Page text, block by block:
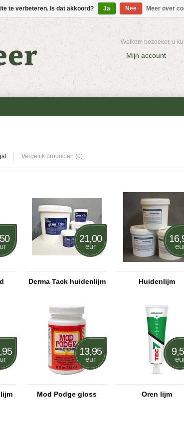
Welkom bezoeker, u
Mijn account
Vergelijk producten (0)
21,00
eur
Derma Tack huidenlijm Huidenlijm
13,95
eur
Mod Podge gloss Oren lijm
te verbeteren. Is dat akkoord? Ja Nee Meer over